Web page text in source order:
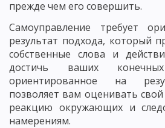
прежде чем его совершить.
Самоуправление требует
результат подхода, который
собственные слова и
достичь ваших
ориентированное на
позволяет вам оценивать
реакцию окружающих и
намерениям.